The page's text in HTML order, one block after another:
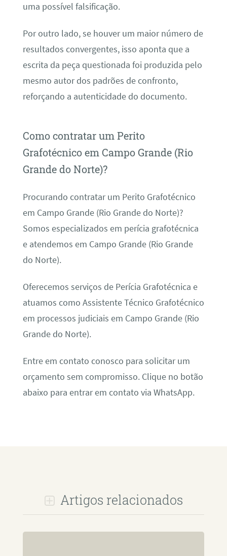
uma possível falsificação.
Por outro lado, se houver um maior número de
resultados convergentes, isso aponta que a
escrita da peça questionada foi produzida pelo
mesmo autor dos padrões de confronto,
reforçando a autenticidade do documento.
Como contratar um Perito
Grafotécnico em Campo Grande (Rio
Grande do Norte)?
Procurando contratar um Perito Grafotécnico
em Campo Grande (Rio Grande do Norte)?
Somos especializados em perícia grafotécnica
e atendemos em Campo Grande (Rio Grande
do Norte).
Oferecemos serviços de Perícia Grafotécnica e
atuamos como Assistente Técnico Grafotécnico
em processos judiciais em Campo Grande (Rio
Grande do Norte).
Entre em contato conosco para solicitar um
orçamento sem compromisso. Clique no botão
abaixo para entrar em contato via WhatsApp.
Artigos relacionados